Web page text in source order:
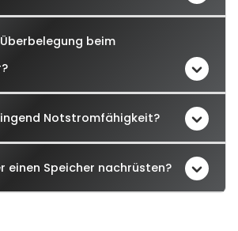
beim
Notstromfähigkeit?
einen Speicher nachrüsten?